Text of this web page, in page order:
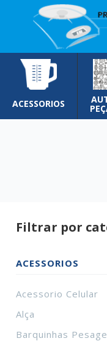
Pular
para
conteúdo
ACESSORIOS
Filtrar por
ACESSORIOS
Acessorio Celular
Alça
Barquinhas